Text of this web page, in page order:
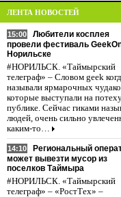
ЛЕНТА НОВОСТЕЙ
15:00
Любители косплея
провели фестиваль
Норильске
#НОРИЛЬСК. «Таймырский
телеграф» – Словом geek
называли ярмарочных
которые выступали на
публике. Сейчас гиками
людей, очень сильно
каким-то…
14:10
Региональный
может вывезти мусор из
поселков Таймыра
#НОРИЛЬСК. «Таймырский
телеграф» – «РостТех» –